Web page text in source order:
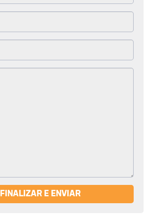
FINALIZAR E ENVIAR